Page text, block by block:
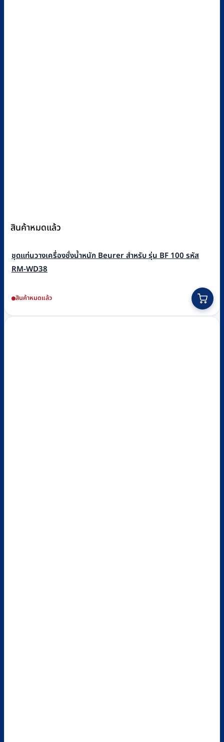
สินค้าหมดแล้ว
ชุดแท่นวางเครื่องชั่งน้ำหนัก Beurer สำหรับ รุ่น BF 100 รหัส
RM-WD38
สินค้าหมดแล้ว